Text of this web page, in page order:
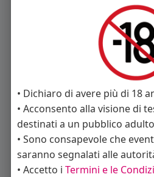
ti offre
Caltanissetta e provincia.
disponibili e scegli quello
Annunci trovati: 0
Nessun annuncio
• Dichiaro di avere più di 18
• Acconsento alla visione di
destinati a un pubblico
• Sono consapevole che
saranno segnalati alle
• Accetto i Termini e le